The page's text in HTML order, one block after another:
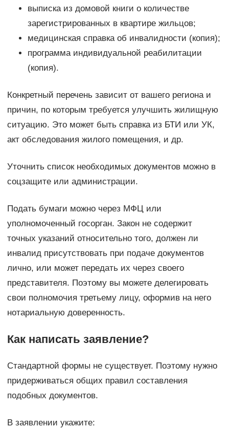
выписка из домовой книги о количестве
зарегистрированных в квартире жильцов;
медицинская справка об инвалидности (копия);
программа индивидуальной реабилитации
(копия).
Конкретный перечень зависит от вашего региона и
причин, по которым требуется улучшить жилищную
ситуацию. Это может быть справка из БТИ или УК,
акт обследования жилого помещения, и др.
Уточнить список необходимых документов можно в
соцзащите или администрации.
Подать бумаги можно через МФЦ или
уполномоченный госорган. Закон не содержит
точных указаний относительно того, должен ли
инвалид присутствовать при подаче документов
лично, или может передать их через своего
представителя. Поэтому вы можете делегировать
свои полномочия третьему лицу, оформив на него
нотариальную доверенность.
Как написать заявление?
Стандартной формы не существует. Поэтому нужно
придерживаться общих правил составления
подобных документов.
В заявлении укажите: